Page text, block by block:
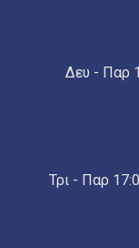
Δευ - Παρ
Τρι - Παρ